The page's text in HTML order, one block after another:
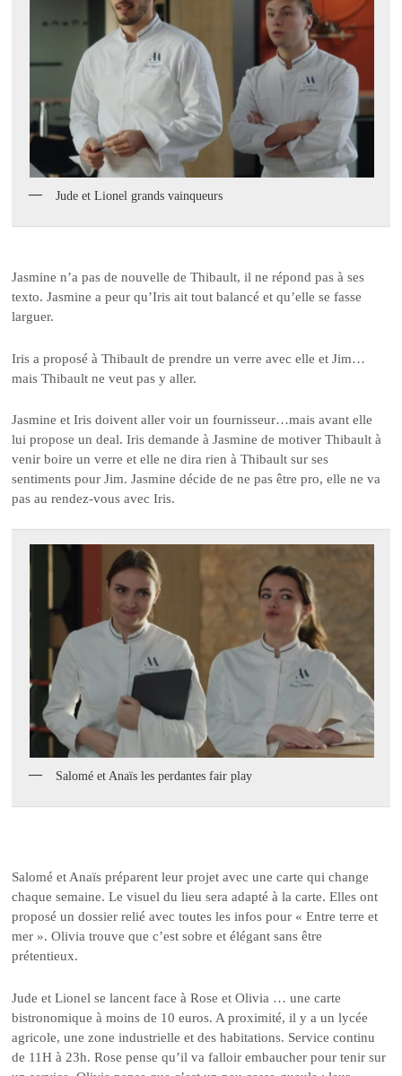
Jude et Lionel grands vainqueurs
Jasmine n’a pas de nouvelle de Thibault, il ne répond pas à ses
texto. Jasmine a peur qu’Iris ait tout balancé et qu’elle se fasse
larguer.
Iris a proposé à Thibault de prendre un verre avec elle et Jim…
mais Thibault ne veut pas y aller.
Jasmine et Iris doivent aller voir un fournisseur…mais avant elle
lui propose un deal. Iris demande à Jasmine de motiver Thibault à
venir boire un verre et elle ne dira rien à Thibault sur ses
sentiments pour Jim. Jasmine décide de ne pas être pro, elle ne va
pas au rendez-vous avec Iris.
Salomé et Anaïs les perdantes fair play
Salomé et Anaïs préparent leur projet avec une carte qui change
chaque semaine. Le visuel du lieu sera adapté à la carte. Elles ont
proposé un dossier relié avec toutes les infos pour « Entre terre et
mer ». Olivia trouve que c’est sobre et élégant sans être
prétentieux.
Jude et Lionel se lancent face à Rose et Olivia … une carte
bistronomique à moins de 10 euros. A proximité, il y a un lycée
agricole, une zone industrielle et des habitations. Service continu
de 11H à 23h. Rose pense qu’il va falloir embaucher pour tenir sur